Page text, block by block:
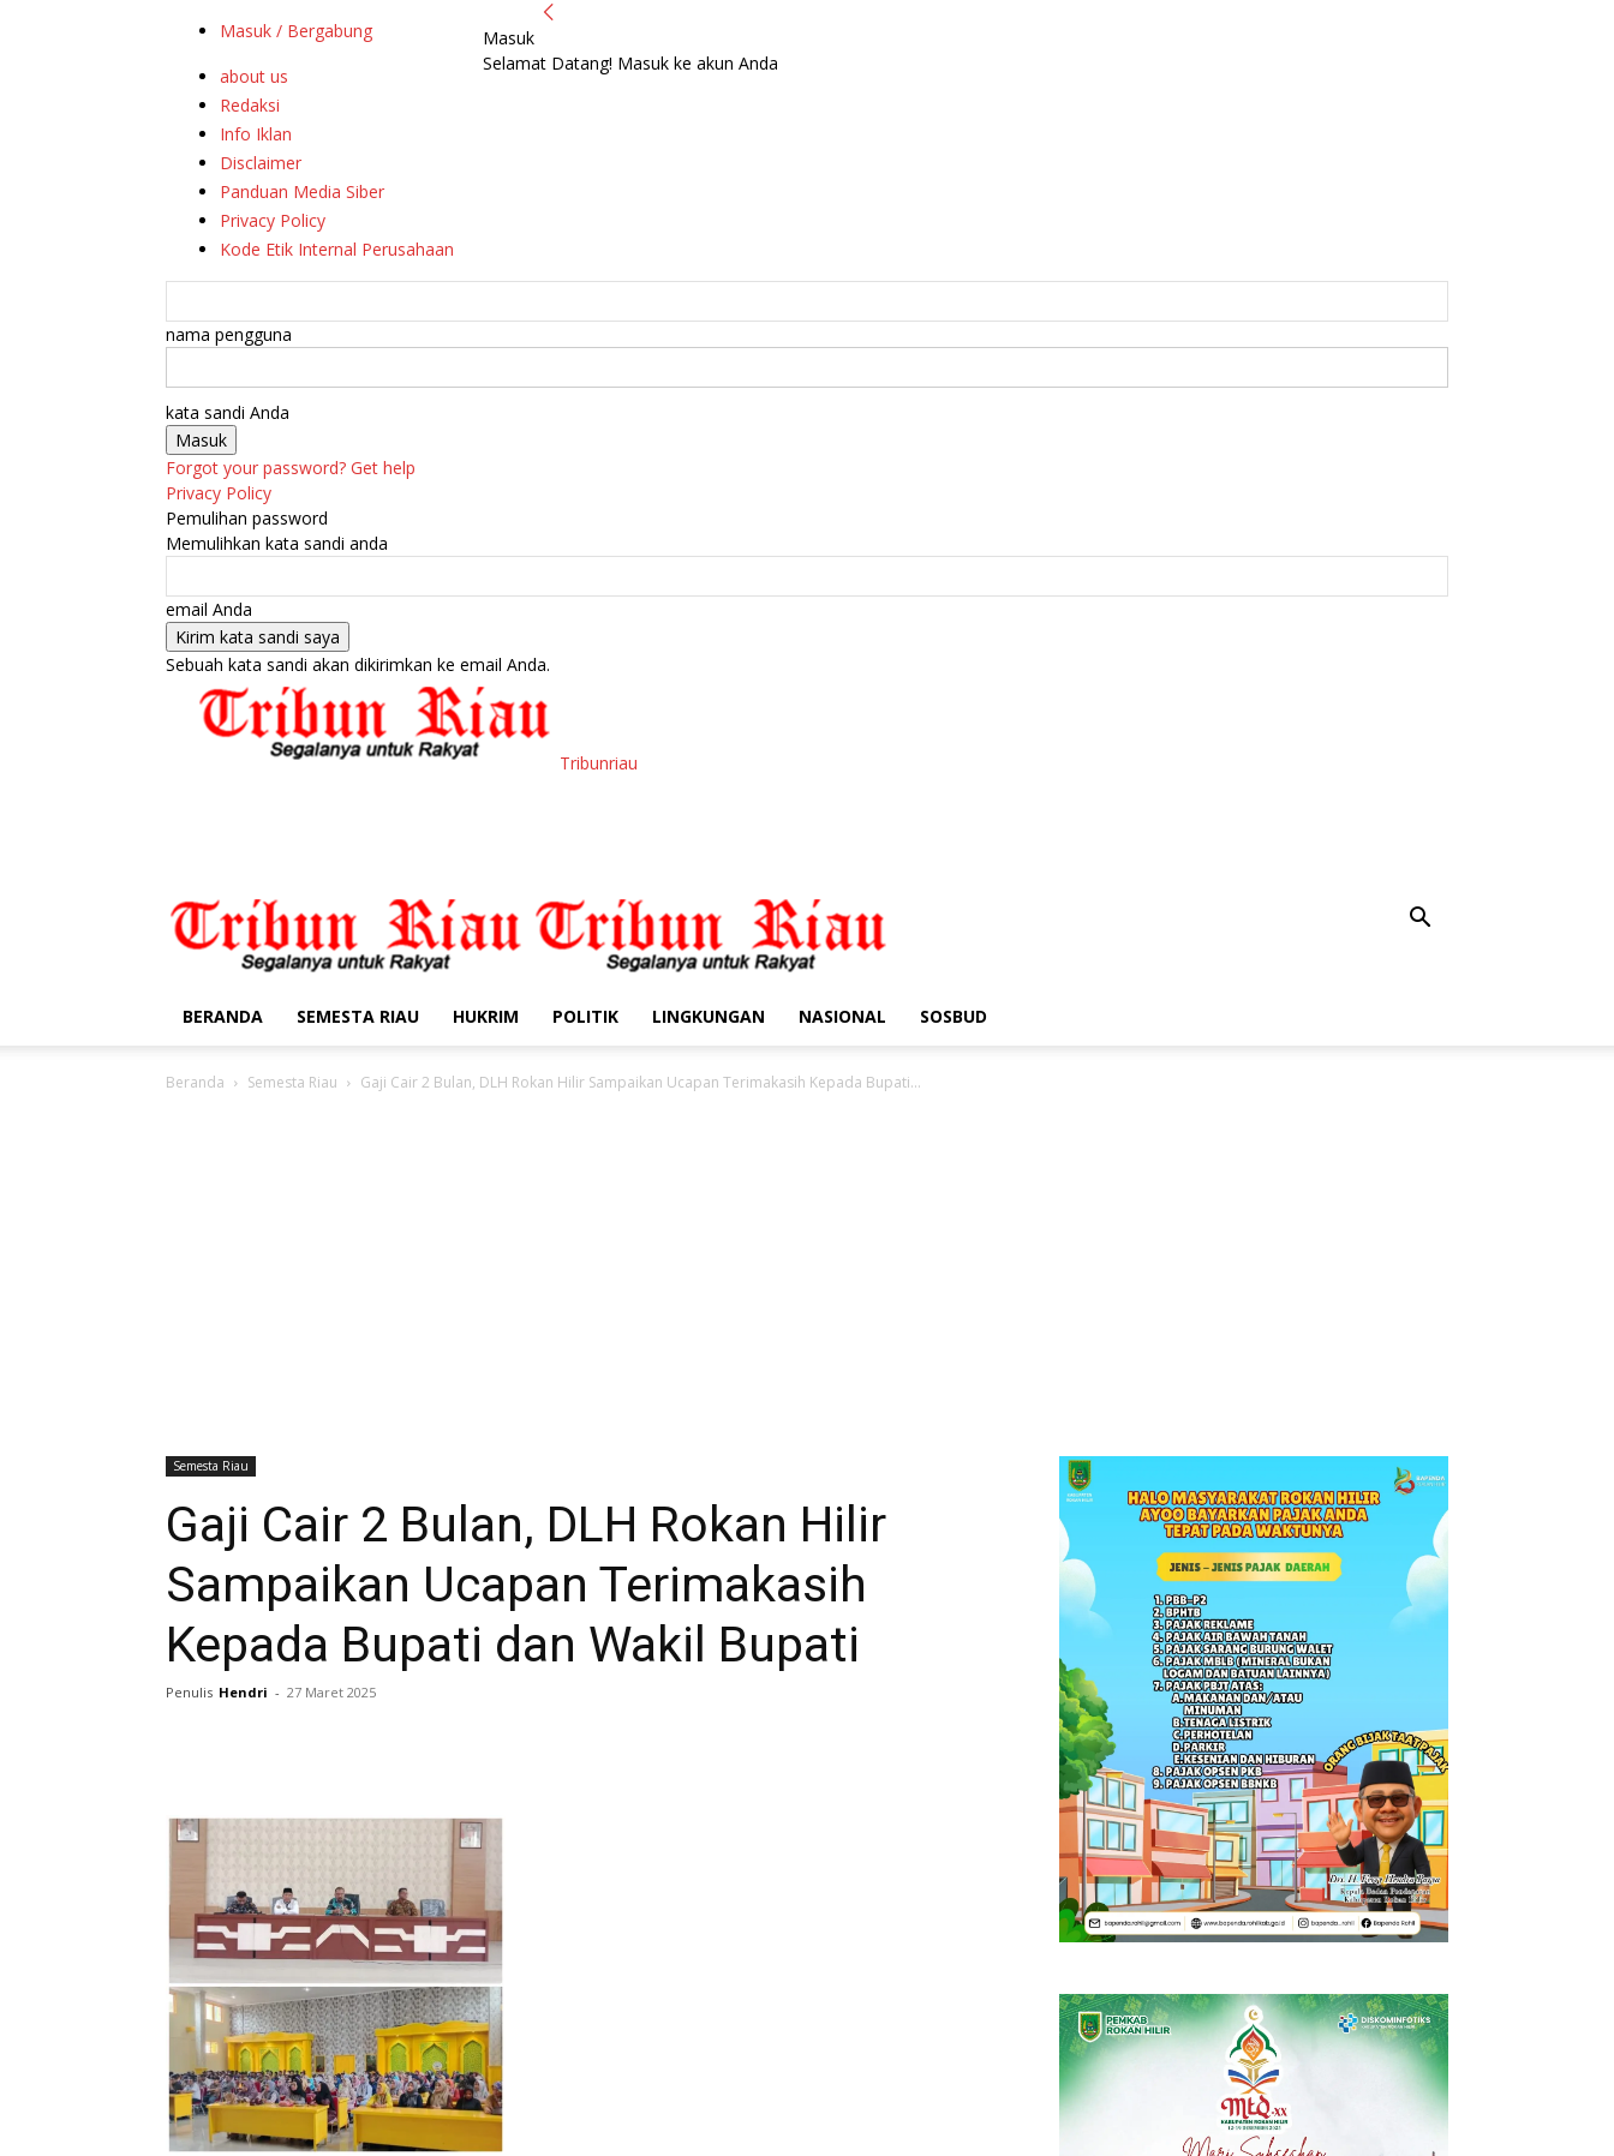
Masuk / Bergabung
about us
Redaksi
Info Iklan
Disclaimer
Panduan Media Siber
Privacy Policy
Kode Etik Internal Perusahaan
Masuk
Selamat Datang! Masuk ke akun Anda
nama pengguna
kata sandi Anda
Forgot your password? Get help
Privacy Policy
Pemulihan password
Memulihkan kata sandi anda
email Anda
Sebuah kata sandi akan dikirimkan ke email Anda.
Tribunriau
BERANDA SEMESTA RIAU HUKRIM POLITIK LINGKUNGAN NASIONAL SOSBUD
Beranda Semesta Riau Gaji Cair 2 Bulan, DLH Rokan Hilir Sampaikan Ucapan Terimakasih Kepada Bupati...
Semesta Riau
Gaji Cair 2 Bulan, DLH Rokan Hilir
Sampaikan Ucapan Terimakasih
Kepada Bupati dan Wakil Bupati
Penulis Hendri - 27 Maret 2025